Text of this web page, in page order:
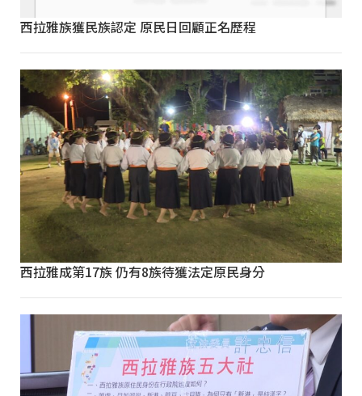
西拉雅族獲民族認定 原民日回顧正名歷程
西拉雅成第17族 仍有8族待獲法定原民身分